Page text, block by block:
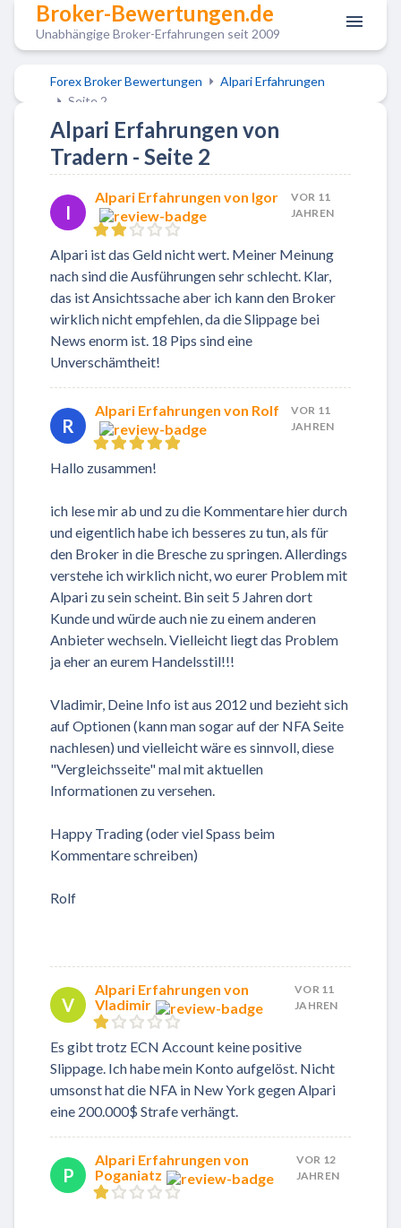
Broker-Bewertungen.de
Unabhängige Broker-Erfahrungen seit 2009
Forex Broker Bewertungen
Alpari Erfahrungen
Seite 2
Alpari Erfahrungen von
Tradern - Seite 2
I
Alpari Erfahrungen von Igor
VOR 11
JAHREN
Alpari ist das Geld nicht wert. Meiner Meinung
nach sind die Ausführungen sehr schlecht. Klar,
das ist Ansichtssache aber ich kann den Broker
wirklich nicht empfehlen, da die Slippage bei
News enorm ist. 18 Pips sind eine
Unverschämtheit!
R
Alpari Erfahrungen von Rolf
VOR 11
JAHREN
Hallo zusammen!
ich lese mir ab und zu die Kommentare hier durch
und eigentlich habe ich besseres zu tun, als für
den Broker in die Bresche zu springen. Allerdings
verstehe ich wirklich nicht, wo eurer Problem mit
Alpari zu sein scheint. Bin seit 5 Jahren dort
Kunde und würde auch nie zu einem anderen
Anbieter wechseln. Vielleicht liegt das Problem
ja eher an eurem Handelsstil!!!
Vladimir, Deine Info ist aus 2012 und bezieht sich
auf Optionen (kann man sogar auf der NFA Seite
nachlesen) und vielleicht wäre es sinnvoll, diese
"Vergleichsseite" mal mit aktuellen
Informationen zu versehen.
Happy Trading (oder viel Spass beim
Kommentare schreiben)
Rolf
V
Alpari Erfahrungen von
Vladimir
VOR 11
JAHREN
Es gibt trotz ECN Account keine positive
Slippage. Ich habe mein Konto aufgelöst. Nicht
umsonst hat die NFA in New York gegen Alpari
eine 200.000$ Strafe verhängt.
P
Alpari Erfahrungen von
Poganiatz
VOR 12
JAHREN